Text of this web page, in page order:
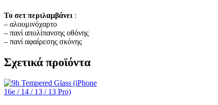
Το σετ περιλαμβάνει :
– αλουμινόχαρτο
– πανί απολίπανσης οθόνης
– πανί αφαίρεσης σκόνης
Σχετικά προϊόντα